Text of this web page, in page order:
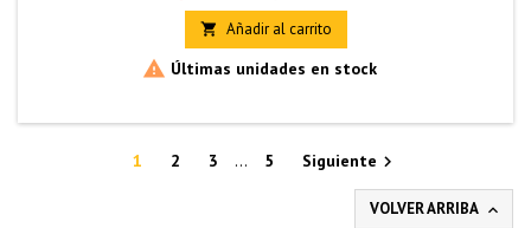
base
 Añadir al carrito
 Últimas unidades en stock
1 2 3 … 5 Siguiente 
VOLVER ARRIBA 